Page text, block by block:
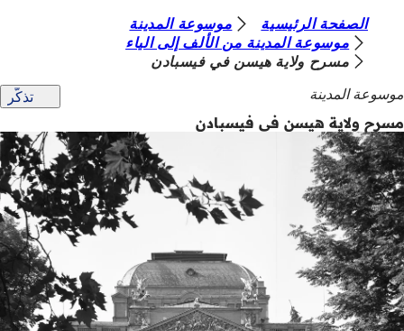
الانتقال إلى المحتوى
ن
ا
الصفحة الرئيسية
موسوعة المدينة
موسوعة المدينة من الألف إلى الياء
مسرح ولاية هيسن في فيسبادن
موسوعة المدينة
تذكّر
مسرح ولاية هيسن في فيسبادن